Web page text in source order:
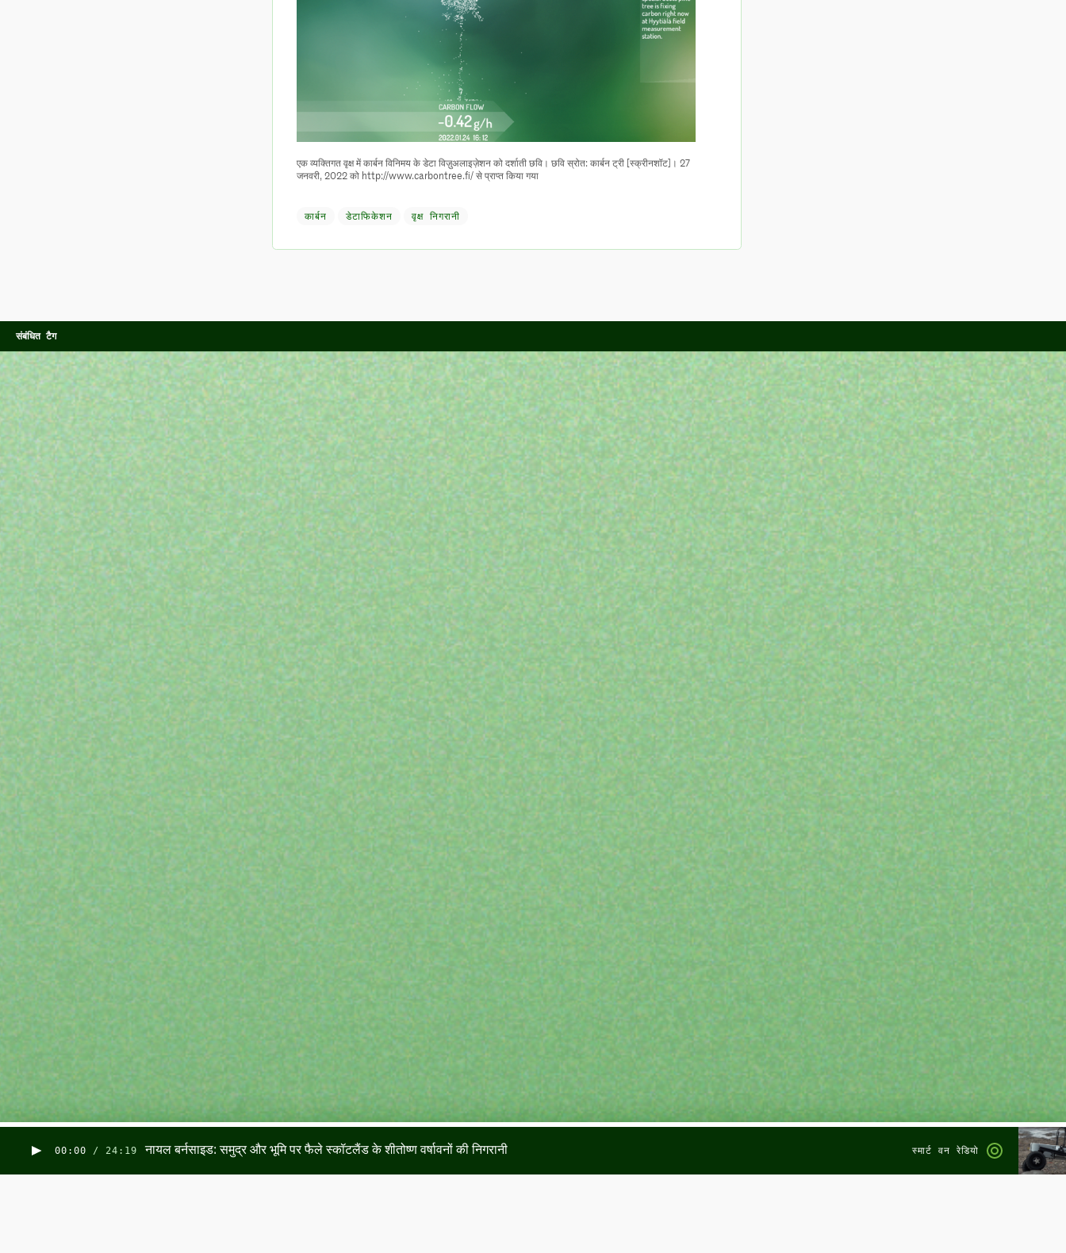
एक व्यक्तिगत वृक्ष में कार्बन विनिमय के डेटा विज़ुअलाइज़ेशन को दर्शाती छवि। छवि स्रोत: कार्बन ट्री [स्क्रीनशॉट]। 27
जनवरी, 2022 को http://www.carbontree.fi/ से प्राप्त किया गया
कार्बन डेटाफिकेशन वृक्ष निगरानी
संबंधित टैग
00:00 / 24:19 नायल बर्नसाइड: समुद्र और भूमि पर फैले स्कॉटलैंड के शीतोष्ण वर्षावनों की निगरानी स्मार्ट वन रेडियो